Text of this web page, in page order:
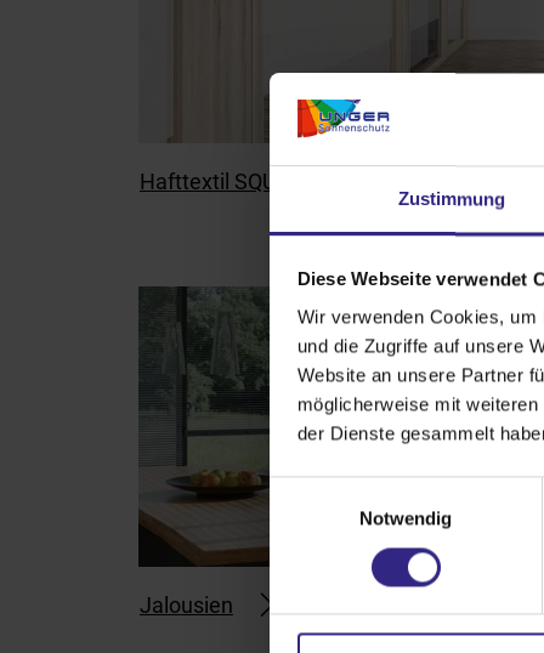
Zustimmung
Diese Webseite verwendet
Wir verwenden Cookies,
und die Zugriffe auf unsere
Website an unsere Partner
möglicherweise mit
der Dienste gesammelt
E
n
i
Notwendig
Hafttextil SQUID®
Jalousien